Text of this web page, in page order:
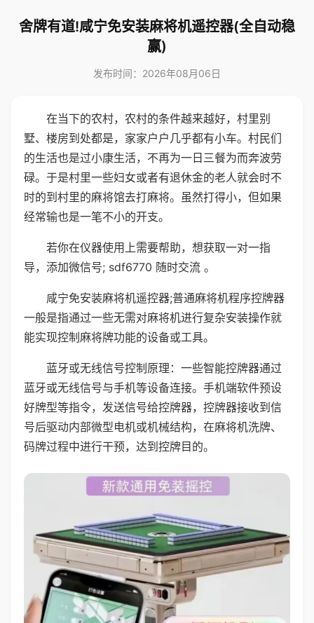
舍牌有道!咸宁免安装麻将机遥控器(全自动稳
赢)
发布时间：2026年08月06日
在当下的农村，农村的条件越来越好，村里别
墅、楼房到处都是，家家户户几乎都有小车。村民们
的生活也是过小康生活，不再为一日三餐为而奔波劳
碌。于是村里一些妇女或者有退休金的老人就会时不
时的到村里的麻将馆去打麻将。虽然打得小，但如果
经常输也是一笔不小的开支。
若你在仪器使用上需要帮助，想获取一对一指
导，添加微信号; sdf6770 随时交流 。
咸宁免安装麻将机遥控器;普通麻将机程序控牌器
一般是指通过一些无需对麻将机进行复杂安装操作就
能实现控制麻将牌功能的设备或工具。
蓝牙或无线信号控制原理：一些智能控牌器通过
蓝牙或无线信号与手机等设备连接。手机端软件预设
好牌型等指令，发送信号给控牌器，控牌器接收到信
号后驱动内部微型电机或机械结构，在麻将机洗牌、
码牌过程中进行干预，达到控牌目的。